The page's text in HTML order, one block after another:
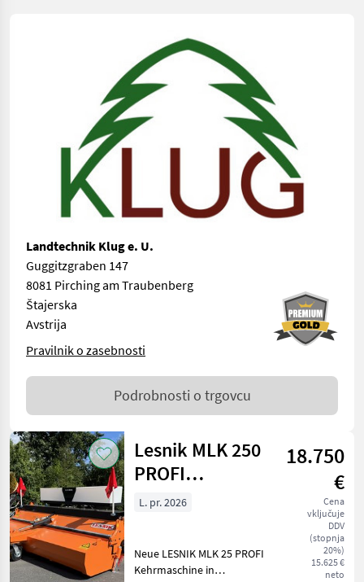
Landtechnik Klug e. U.
Guggitzgraben 147
8081 Pirching am Traubenberg
Štajerska
Avstrija
Pravilnik o zasebnosti
Podrobnosti o trgovcu
Lesnik MLK 250
PROFI
Kehrmaschine
18.750
€
Cena
vključuje
DDV
(stopnja
20%)
15.625 €
neto
L. pr. 2026
Neue LESNIK MLK 25 PROFI
Kehrmaschine in